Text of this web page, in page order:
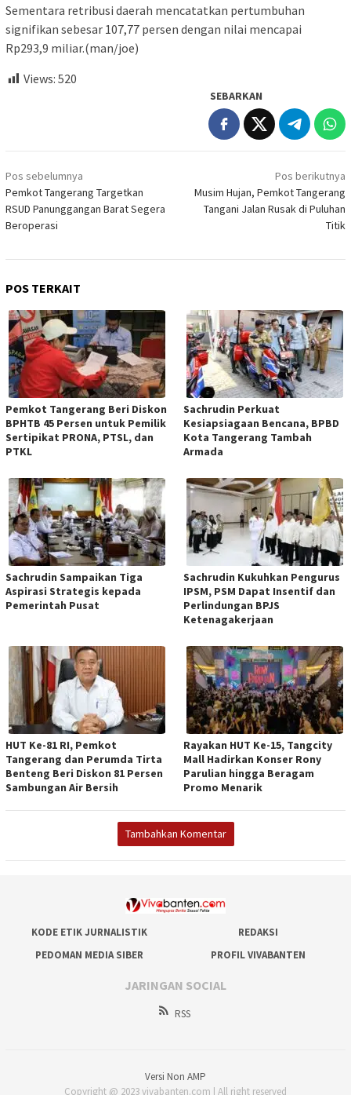
Sementara retribusi daerah mencatatkan pertumbuhan
signifikan sebesar 107,77 persen dengan nilai mencapai
Rp293,9 miliar.(man/joe)
Views: 520
SEBARKAN
Navigasi
pos
Pos sebelumnya
Pemkot Tangerang Targetkan
RSUD Panunggangan Barat Segera
Beroperasi
Pos berikutnya
Musim Hujan, Pemkot Tangerang
Tangani Jalan Rusak di Puluhan
Titik
POS TERKAIT
Pemkot Tangerang Beri Diskon
BPHTB 45 Persen untuk Pemilik
Sertipikat PRONA, PTSL, dan
PTKL
Sachrudin Perkuat
Kesiapsiagaan Bencana, BPBD
Kota Tangerang Tambah
Armada
Sachrudin Sampaikan Tiga
Aspirasi Strategis kepada
Pemerintah Pusat
Sachrudin Kukuhkan Pengurus
IPSM, PSM Dapat Insentif dan
Perlindungan BPJS
Ketenagakerjaan
HUT Ke-81 RI, Pemkot
Tangerang dan Perumda Tirta
Benteng Beri Diskon 81 Persen
Sambungan Air Bersih
Rayakan HUT Ke-15, Tangcity
Mall Hadirkan Konser Rony
Parulian hingga Beragam
Promo Menarik
Tambahkan Komentar
KODE ETIK JURNALISTIK
REDAKSI
PEDOMAN MEDIA SIBER
PROFIL VIVABANTEN
JARINGAN SOCIAL
RSS
Versi Non AMP
Copyright @ 2023 vivabanten.com | All right reserved